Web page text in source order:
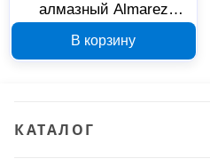
алмазный Almarez
125х22.23 мм
В корзину
КАТАЛОГ